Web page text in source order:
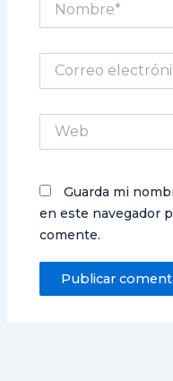
Correo
electrónico*
Web
Guarda mi
en este navegador
comente.